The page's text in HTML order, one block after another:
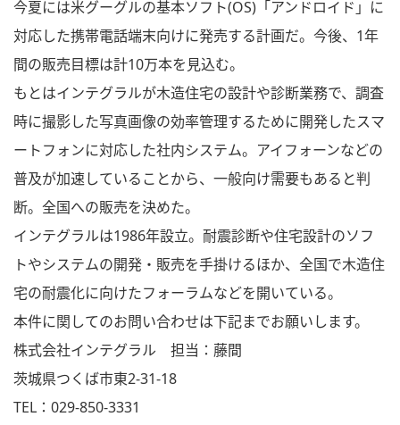
今夏には米グーグルの基本ソフト(OS)「アンドロイド」に
対応した携帯電話端末向けに発売する計画だ。今後、1年
間の販売目標は計10万本を見込む。
もとはインテグラルが木造住宅の設計や診断業務で、調査
時に撮影した写真画像の効率管理するために開発したスマ
ートフォンに対応した社内システム。アイフォーンなどの
普及が加速していることから、一般向け需要もあると判
断。全国への販売を決めた。
インテグラルは1986年設立。耐震診断や住宅設計のソフ
トやシステムの開発・販売を手掛けるほか、全国で木造住
宅の耐震化に向けたフォーラムなどを開いている。
本件に関してのお問い合わせは下記までお願いします。
株式会社インテグラル 担当：藤間
茨城県つくば市東2-31-18
TEL：029-850-3331